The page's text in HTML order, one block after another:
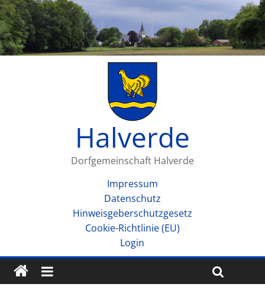
Halverde
Dorfgemeinschaft Halverde
Impressum
Datenschutz
Hinweisgeberschutzgesetz
Cookie-Richtlinie (EU)
Login